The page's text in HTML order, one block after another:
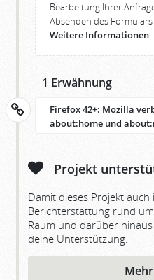
Bearbeitung Ihrer
Absenden des
Weitere Informationen
1 Erwähnung
Firefox 42+: Mozilla
about:home und
Projekt
Damit dieses Projekt
Berichterstattung rund
Raum und darüber
deine Unterstützung.